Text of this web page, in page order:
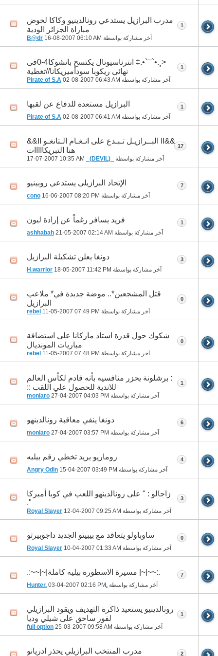
مدرب البرازيل يستدعي رونالدينيو وكاكا لخوض
مباراة الجزائر الودية
آخر مشاركة بواسطة B@dr 16-08-2007 06:10 AM
1
<¸.•`¯`•.‡ انترناسيونال يكتسح باتشوكا4-0فى
نهائى ريكوبا سودأميريكانا//تغطية
آخر مشاركة بواسطة Pirate of S.A 02-08-2007 06:43 AM
1
البرازيل مستعدة للدفاع عن لقبها
آخر مشاركة بواسطة Pirate of S.A 02-08-2007 06:41 AM
1
&&II البــرازيـل تـبـدع على انـغـام الـتانغـو II&&
هنا التبريكااااات
آخر مشاركة بواسطة _(DEVIL)_
10:35 AM
17
الإتحاد البرازيلي يستدعي روبينيو
آخر مشاركة بواسطة cono 16-06-2007 08:20 PM
7
فريد يسافر رغماً عن إرادة ليون
آخر مشاركة بواسطة ashhabah 21-05-2007 02:14 AM
1
دونغا يعلن تشكيلة البرازيل
آخر مشاركة بواسطة H.warrior 18-05-2007 11:42 PM
3
قتل المشجعين*.. ‬موضة جديدة في* ‬ملاعب
البرازيل
آخر مشاركة بواسطة rebel 11-05-2007 07:49 PM
0
شكوك حول قدرة استاد ماركانا على استضافة
مباريات المونديال
آخر مشاركة بواسطة rebel 11-05-2007 07:48 PM
0
: برشلونة يحزر منافسيه بأنه قادم لكأس العالم
للاندية للحصول علي اللقب ::
آخر مشاركة بواسطة moniaro 27-04-2007 04:03 PM
1
دونغا ينفي معاقبة رونالدينهو
آخر مشاركة بواسطة moniaro 27-04-2007 03:57 PM
6
روماريو يريد تخطي رقم بيليه
آخر مشاركة بواسطة Angry Odin 15-04-2007 03:49 PM
4
زاجالو : " على رونالدينهو اللعب في كوبا أميركا
".
آخر مشاركة بواسطة Royal Slayer 12-04-2007 09:25 AM
3
ساوباولو يتعاقد مع بيبيتو الجديد داجوبيرتو
آخر مشاركة بواسطة Royal Slayer 10-04-2007 01:33 AM
0
.:~~|~| مسيرة الاسطورة بيليه كاملة|~|~~:.
آخر مشاركة بواسطة .Hunter.
03-04-2007 02:16 PM
7
رونالدينيو يستعيد ذاكرة التهديف ويقود البرازيلي
لفوز ساحق على شيلي وديا
آخر مشاركة بواسطة full option 25-03-2007 09:58 AM
1
مدرب المنتخب البرازيلي يحذر ادريانو 2